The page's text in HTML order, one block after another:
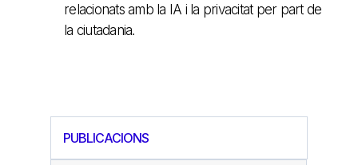
relacionats amb la IA i la privacitat per part de
la ciutadania.
PUBLICACIONS